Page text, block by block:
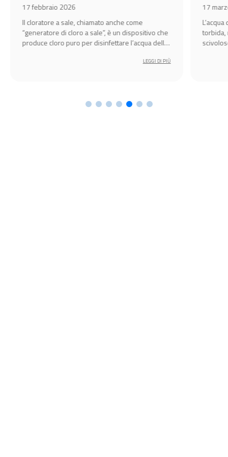
chiamato anche come
cloro a sale”, è un dispositivo che
puro per disinfettare l’acqua della
L’acqua della tua piscina
torbida, mentre il fondo e le
scivolose, con